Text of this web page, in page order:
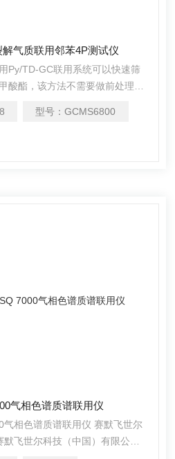
气质联用邻苯4P测试仪
Py/TD-GC联用系统可以快速筛
酸酯，该方法不需要做前处理，
GCMS热裂解气质联用邻苯4P
型号：GCMS6800
气相色谱质谱联用仪
相色谱质谱联用仪 赛默飞世尔
飞世尔科技（中国）有限公司